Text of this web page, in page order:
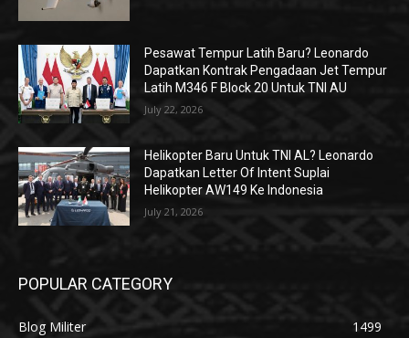
Pesawat Tempur Latih Baru? Leonardo
Dapatkan Kontrak Pengadaan Jet Tempur
Latih M346 F Block 20 Untuk TNI AU
July 22, 2026
Helikopter Baru Untuk TNI AL? Leonardo
Dapatkan Letter Of Intent Suplai
Helikopter AW149 Ke Indonesia
July 21, 2026
POPULAR CATEGORY
Blog Militer
1499